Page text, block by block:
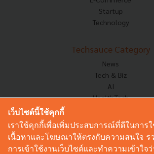
Startup
Technology
Techsauce Category
News
Tech & Biz
AI
HealthTech
Corp Innov
Saucy Thoughts
Based On
เว็บไซต์นี้ใช้คุกกี้
เราใช้คุกกี้เพื่อเพิ่มประสบการณ์ที่ดีในการ
เนื้อหาและโฆษณาให้ตรงกับความสนใจ ร
การเข้าใช้งานเว็บไซต์และทำความเข้าใจ